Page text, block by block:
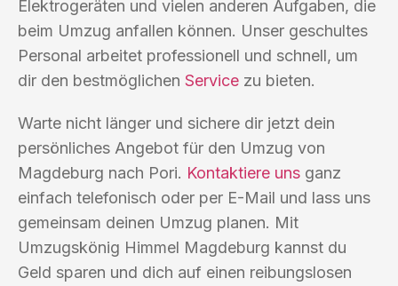
Elektrogeräten und vielen anderen Aufgaben, die
beim Umzug anfallen können. Unser geschultes
Personal arbeitet professionell und schnell, um
dir den bestmöglichen Service zu bieten.
Warte nicht länger und sichere dir jetzt dein
persönliches Angebot für den Umzug von
Magdeburg nach Pori. Kontaktiere uns ganz
einfach telefonisch oder per E-Mail und lass uns
gemeinsam deinen Umzug planen. Mit
Umzugskönig Himmel Magdeburg kannst du
Geld sparen und dich auf einen reibungslosen